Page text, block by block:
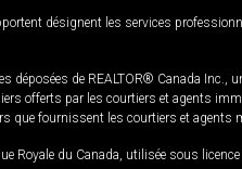
désignent les services
déposées de REALTOR® Canada
offerts par les courtiers et agents
que fournissent les courtiers et agents
Royale du Canada, utilisée sous